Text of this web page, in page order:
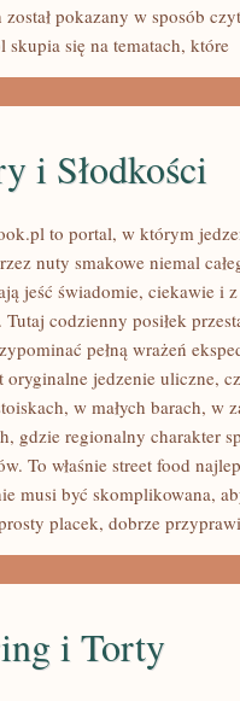
pokazany w sposób
skupia się na tematach, które
i Słodkości
to portal, w którym
nuty smakowe niemal
jeść świadomie, ciekawie i
Tutaj codzienny posiłek
pełną wrażeń
oryginalne jedzenie uliczne,
w małych barach, w
gdzie regionalny charakter
To właśnie street food
musi być skomplikowana,
placek, dobrze
i Torty